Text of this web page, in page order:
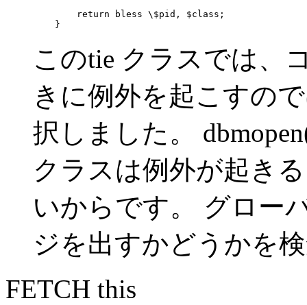
        return bless \$pid, $class;
    }
このtie クラスでは、
きに例外を起こすの
択しました。
クラスは例外が起き
いからです。 グロー
ジを出すかどうかを
FETCH this